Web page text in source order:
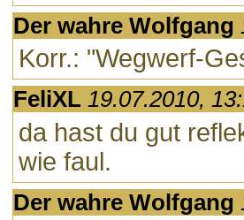
Der wahre Wolfgang
Korr.: "Wegwerf-
FeliXL 19.07.2010,
da hast du gut
wie faul.
Der wahre Wolfgang